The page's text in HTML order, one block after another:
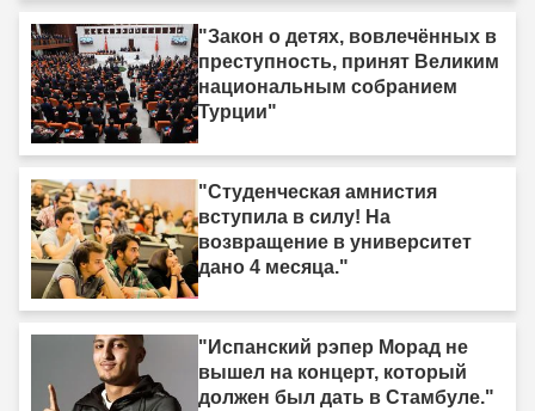
"Закон о детях, вовлечённых в
преступность, принят Великим
национальным собранием
Турции"
"Студенческая амнистия
вступила в силу! На
возвращение в университет
дано 4 месяца."
"Испанский рэпер Морад не
вышел на концерт, который
должен был дать в Стамбуле."